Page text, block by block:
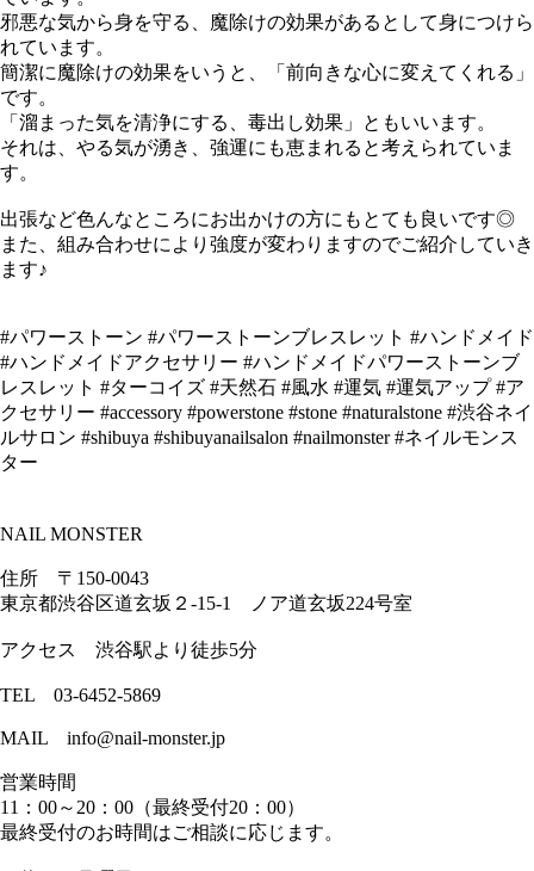
邪悪な気から身を守る、魔除けの効果があるとして身につけら
れています。
簡潔に魔除けの効果をいうと、「前向きな心に変えてくれる」
です。
「溜まった気を清浄にする、毒出し効果」ともいいます。
それは、やる気が湧き、強運にも恵まれると考えられていま
す。
出張など色んなところにお出かけの方にもとても良いです◎
また、組み合わせにより強度が変わりますのでご紹介していき
ます♪
#パワーストーン #パワーストーンブレスレット #ハンドメイド
#ハンドメイドアクセサリー #ハンドメイドパワーストーンブ
レスレット #ターコイズ #天然石 #風水 #運気 #運気アップ #ア
クセサリー #accessory #powerstone #stone #naturalstone #渋谷ネイ
ルサロン #shibuya #shibuyanailsalon #nailmonster #ネイルモンス
ター
NAIL MONSTER
住所 〒150-0043
東京都渋谷区道玄坂２-15-1 ノア道玄坂224号室
アクセス 渋谷駅より徒歩5分
TEL 03-6452-5869
MAIL info@nail-monster.jp
営業時間
11：00～20：00（最終受付20：00）
最終受付のお時間はご相談に応じます。